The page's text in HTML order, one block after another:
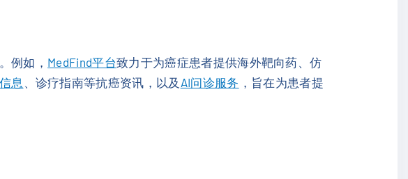
例如， MedFind平台致力于为癌症患者提供海外靶向药、仿
息 、诊疗指南等抗癌资讯，以及 AI问诊服务 ，旨在为患者提